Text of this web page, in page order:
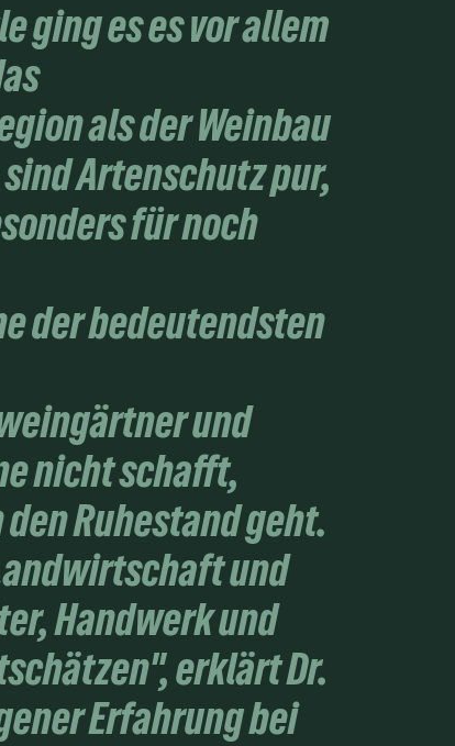
ging es es vor allem
als der Weinbau
Artenschutz pur,
für noch
der bedeutendsten
und
nicht schafft,
Ruhestand geht.
und
Handwerk und
erklärt Dr.
Erfahrung bei